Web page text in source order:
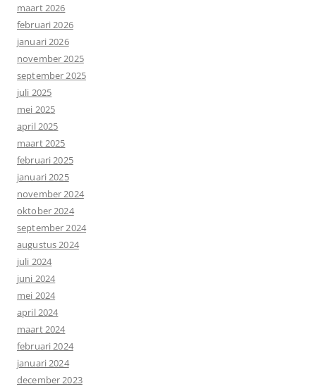
maart 2026
februari 2026
januari 2026
november 2025
september 2025
juli 2025
mei 2025
april 2025
maart 2025
februari 2025
januari 2025
november 2024
oktober 2024
september 2024
augustus 2024
juli 2024
juni 2024
mei 2024
april 2024
maart 2024
februari 2024
januari 2024
december 2023